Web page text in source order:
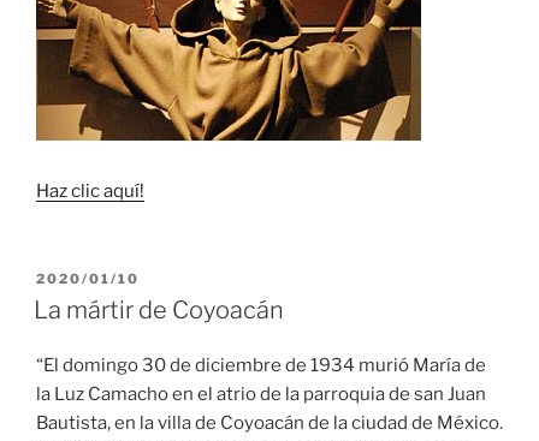
Haz clic aquí!
PUBLICADO
EL
2020/01/10
La mártir de Coyoacán
“El domingo 30 de diciembre de 1934 murió María de
la Luz Camacho en el atrio de la parroquia de san Juan
Bautista, en la villa de Coyoacán de la ciudad de México.